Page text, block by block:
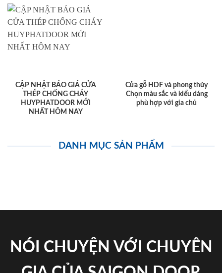
CẬP NHẬT BÁO GIÁ CỬA
THÉP CHỐNG CHÁY
HUYPHATDOOR MỚI
NHẤT HÔM NAY
Cửa gỗ HDF và phong thủy
Chọn màu sắc và kiểu dáng
phù hợp với gia chủ
DANH MỤC SẢN PHẨM
NÓI CHUYỆN VỚI CHUYÊN